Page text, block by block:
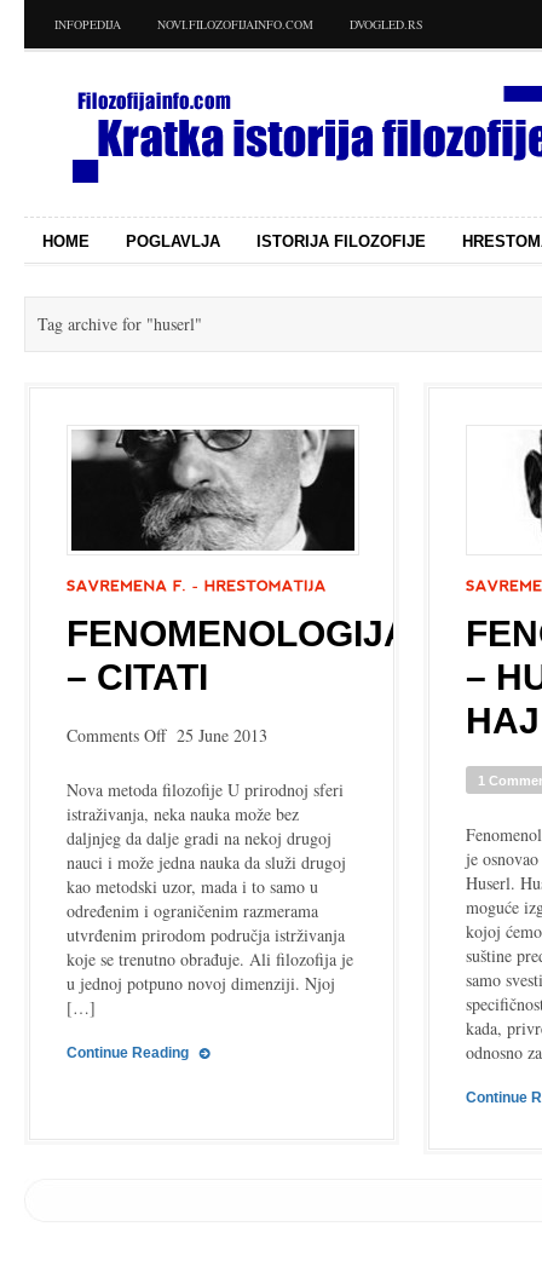
INFOPEDIJA NOVI.FILOZOFIJAINFO.COM DVOGLED.RS
HOME POGLAVLJA ISTORIJA FILOZOFIJE
Tag archive for "huserl"
FENOMENOLOGIJA
– CITATI
Comments Offon
–
citati
25 June 2013
Nova metoda filozofije U prirodnoj sferi
istraživanja, neka nauka može bez
daljnjeg da dalje gradi na nekoj drugoj
nauci i može jedna nauka da služi drugoj
kao metodski uzor, mada i to samo u
određenim i ograničenim razmerama
utvrđenim prirodom područja istrživanja
koje se trenutno obrađuje. Ali filozofija je
u jednoj potpuno novoj dimenziji. Njoj
[…]
Continue Reading
–
1
je
Huserl.
moguće
kojoj
suštine
samo
kada,
odnosno
Continue